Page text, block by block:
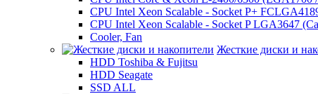
CPU Intel Xeon Scalable - Socket P+
CPU Intel Xeon Scalable - Socket P LGA3647
Cooler, Fan
Жесткие диски и
HDD Toshiba & Fujitsu
HDD Seagate
SSD ALL